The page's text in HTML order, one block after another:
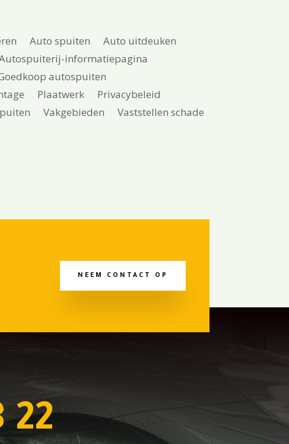
Auto spuiten
Auto uitdeuken
informatiepagina
autospuiten
Plaatwerk
Privacybeleid
Vakgebieden
Vaststellen schade
NEEM CONTACT OP
22